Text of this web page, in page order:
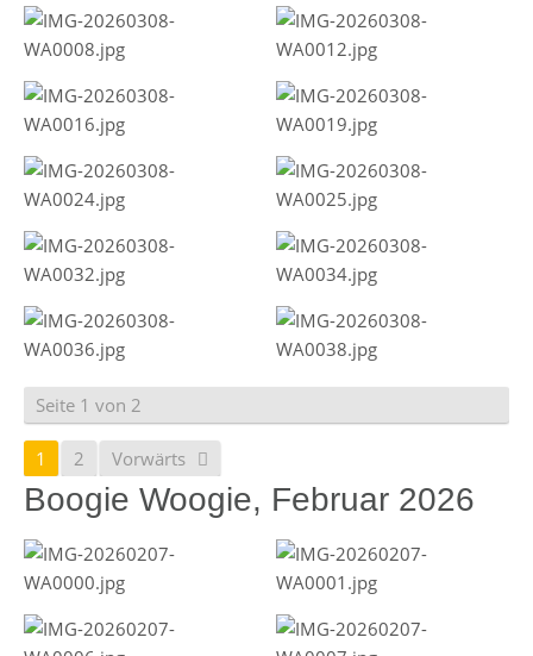
Seite 1 von 2
1 2 Vorwärts
Boogie Woogie, Februar 2026